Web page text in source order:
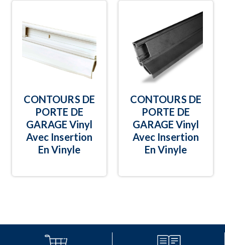
CONTOURS DE
PORTE DE
GARAGE Vinyl
Avec Insertion
En Vinyle
CONTOURS DE
PORTE DE
GARAGE Vinyl
Avec Insertion
En Vinyle